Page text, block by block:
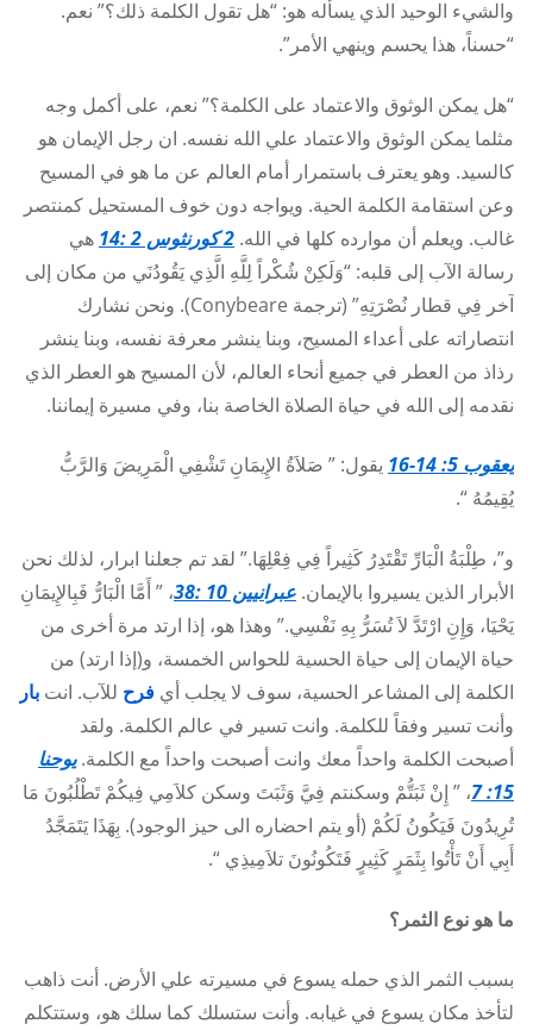
والشيء الوحيد الذي يسأله هو: “هل تقول الكلمة ذلك؟” نعم.
“حسناً، هذا يحسم وينهي الأمر”.
“هل يمكن الوثوق والاعتماد على الكلمة؟” نعم، على أكمل وجه
مثلما يمكن الوثوق والاعتماد علي الله نفسه. ان رجل الإيمان هو
كالسيد. وهو يعترف باستمرار أمام العالم عن ما هو في المسيح
وعن استقامة الكلمة الحية. ويواجه دون خوف المستحيل كمنتصر
غالب. ويعلم أن موارده كلها في الله. 2 كورنثوس 2 :14
هي
رسالة الآب إلى قلبه: “وَلَكِنْ شُكْراً لِلَّهِ الَّذِي يَقُودُنَي من مكان إلى
آخر فِي قطار نُصْرَتِهِ” (ترجمة Conybeare). ونحن نشارك
انتصاراته على أعداء المسيح، وبنا ينشر معرفة نفسه، وبنا ينشر
رذاذ من العطر في جميع أنحاء العالم، لأن المسيح هو العطر الذي
نقدمه إلى الله في حياة الصلاة الخاصة بنا، وفي مسيرة إيماننا.
يعقوب 5: 14-16
يقول: ” صَلاَةُ الإِيمَانِ تَشْفِي الْمَرِيضَ وَالرَّبُّ
يُقِيمُهُ “.
و”، طِلْبَةُ الْبَارِّ تَقْتَدِرُ كَثِيراً فِي فِعْلِهَا.” لقد تم جعلنا ابرار، لذلك نحن
الأبرار الذين يسيروا بالإيمان. عبرانيين 10 :38
، ” أَمَّا الْبَارُّ فَبِالإِيمَانِ
يَحْيَا، وَإِنِ ارْتَدَّ لاَ تُسَرُّ بِهِ نَفْسِي.” وهذا هو، إذا ارتد مرة أخرى من
حياة الإيمان إلى حياة الحسية للحواس الخمسة، و(إذا ارتد) من
الكلمة إلى المشاعر الحسية، سوف لا يجلب أي فرح للآب. انت بار
وأنت تسير وفقاً للكلمة. وانت تسير في عالم الكلمة. ولقد
أصبحت الكلمة واحداً معك وانت أصبحت واحداً مع الكلمة.يوحنا
15: 7
، ” إِنْ ثَبَتُّمْ وسكنتم فِيَّ وَثَبَتَ وسكن كلاَمِي فِيكُمْ تَطْلُبُونَ مَا
تُرِيدُونَ فَيَكُونُ لَكُمْ (أو يتم احضاره الى حيز الوجود). بِهَذَا يَتَمَجَّدُ
أَبِي أَنْ تَأْتُوا بِثَمَرٍ كَثِيرٍ فَتَكُونُونَ تلاَمِيذِي “.
ما هو نوع الثمر؟
بسبب الثمر الذي حمله يسوع في مسيرته علي الأرض. أنت ذاهب
لتأخذ مكان يسوع في غيابه. وأنت ستسلك كما سلك هو، وستتكلم